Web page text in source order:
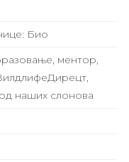
Био
ментор,
наших слонова